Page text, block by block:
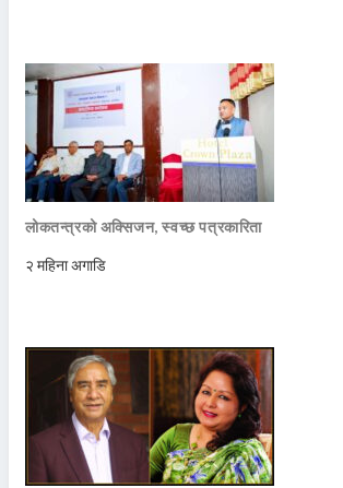
लोकतन्त्रको अक्सिजन, स्वच्छ पत्रकारिता
२ महिना अगाडि